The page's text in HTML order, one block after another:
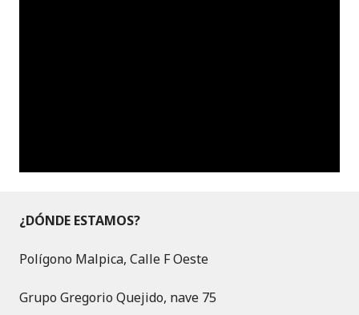
¿DÓNDE ESTAMOS?
Polígono Malpica, Calle F Oeste
Grupo Gregorio Quejido, nave 75